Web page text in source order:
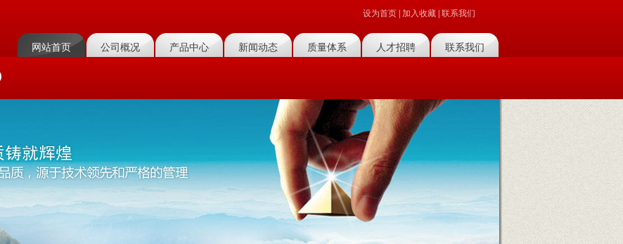
设为首页 加入收藏 联系我们
网站首页 公司概况 产品中心 新闻动态 质量体系 人才招聘 联系我们